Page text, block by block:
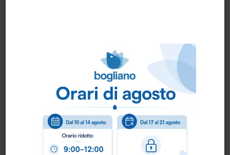
ambiente fresco e gradevole.
Più Ecologico:Formulazione a base
d’acqua, con un impatto ridotto
sull’ambiente.
Efficacia Avanzata:Neutralizza i cattivi
odori grazie alla tecnologia “Malodour
Control”.